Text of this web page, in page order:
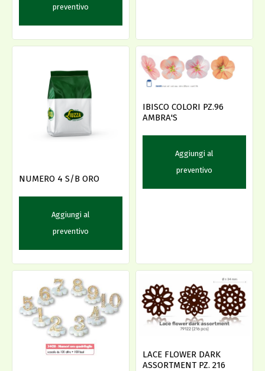
preventivo
NUMERO 4 S/B ORO
Aggiungi al
preventivo
IBISCO COLORI PZ.96
AMBRA'S
Aggiungi al
preventivo
LACE FLOWER DARK
ASSORTMENT PZ. 216